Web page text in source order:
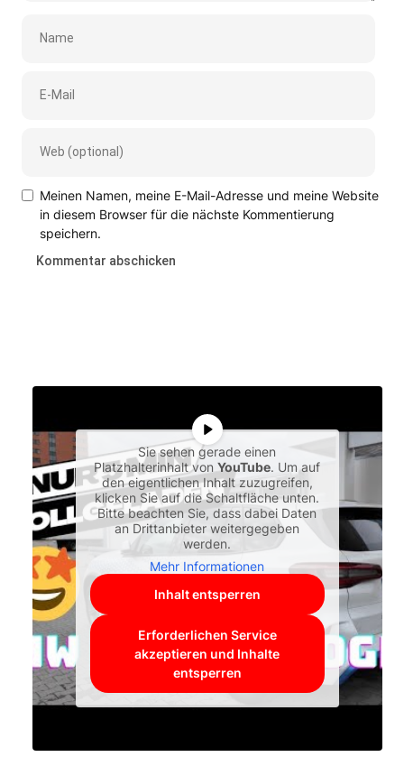
Meinen Namen, meine E-Mail-Adresse und meine Website
in diesem Browser für die nächste Kommentierung
speichern.
Sie sehen gerade einen
Platzhalterinhalt vonYouTube. Um auf
den eigentlichen Inhalt zuzugreifen,
klicken Sie auf die Schaltfläche unten.
Bitte beachten Sie, dass dabei Daten
an Drittanbieter weitergegeben
werden.
Mehr Informationen
Inhalt entsperren
Erforderlichen Service
akzeptieren und Inhalte
entsperren